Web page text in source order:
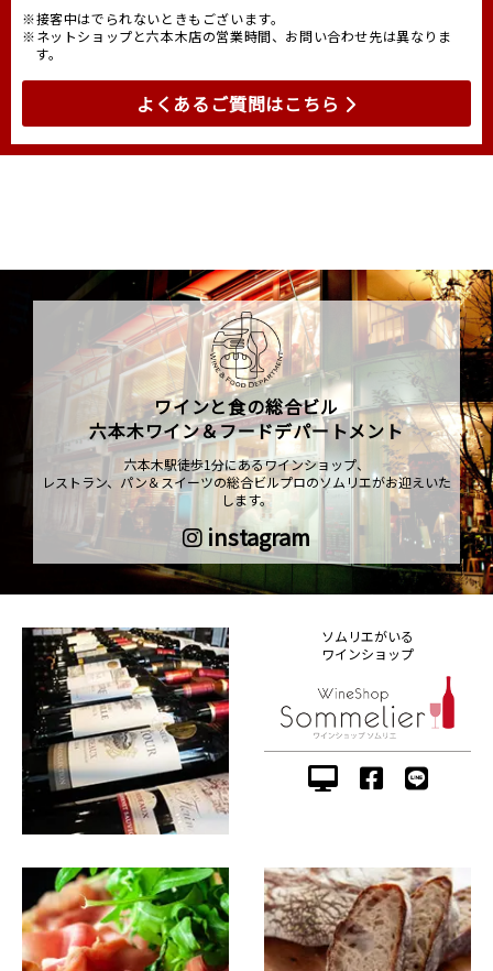
※接客中はでられないときもございます。
※ネットショップと六本木店の営業時間、お問い合わせ先は異なりま
す。
よくあるご質問はこちら
ワインと食の総合ビル
六本木ワイン＆フードデパートメント
六本木駅徒歩1分にあるワインショップ、
レストラン、パン＆スイーツの総合ビルプロのソムリエがお迎えいた
します。
instagram
ソムリエがいる
ワインショップ